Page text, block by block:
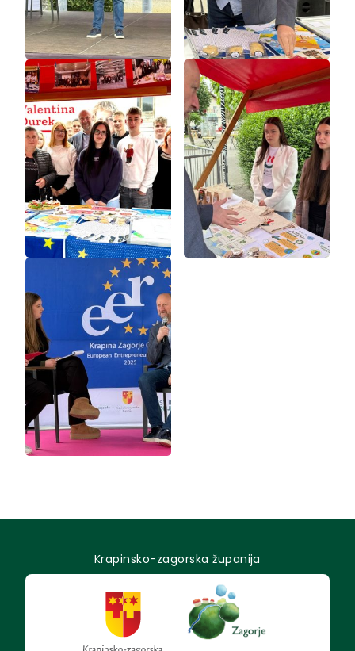
Krapinsko-zagorska županija